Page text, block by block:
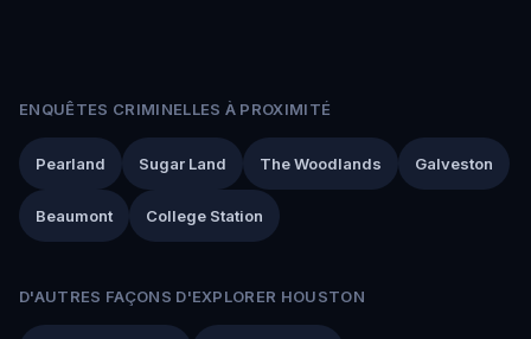
ENQUÊTES CRIMINELLES À PROXIMITÉ
Pearland Sugar Land The Woodlands Galveston
Beaumont College Station
D'AUTRES FAÇONS D'EXPLORER HOUSTON